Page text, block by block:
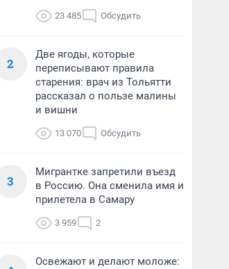
23 485 Обсудить
2
Две ягоды, которые
переписывают правила
старения: врач из Тольятти
рассказал о пользе малины
и вишни
13 070 Обсудить
3
Мигрантке запретили въезд
в Россию. Она сменила имя и
прилетела в Самару
3 959 2
Освежают и делают моложе: